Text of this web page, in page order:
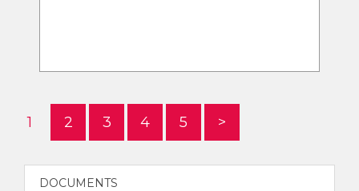
1 2 3 4 5 >
DOCUMENTS